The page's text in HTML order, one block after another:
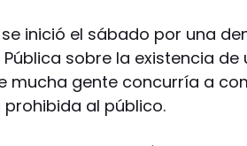
inició el sábado por una
Pública sobre la existencia
mucha gente concurría a
prohibida al público.